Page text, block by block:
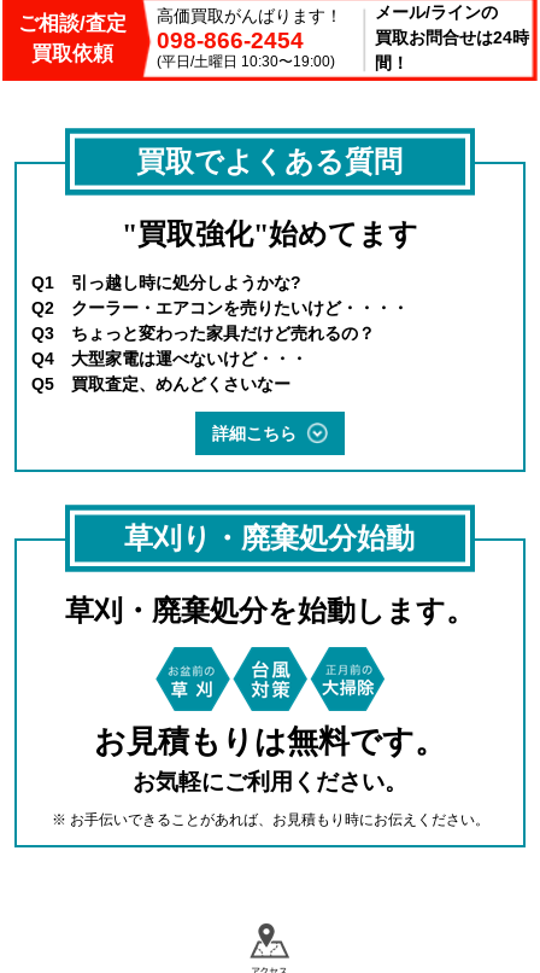
ご相談/査定
買取依頼
高価買取がんばります！
098-866-2454
(平日/土曜日 10:30〜19:00)
メール/ラインの
買取お問合せは24時
間！
買取でよくある質問
"買取強化"始めてます
Q1 引っ越し時に処分しようかな?
Q2 クーラー・エアコンを売りたいけど・・・・
Q3 ちょっと変わった家具だけど売れるの？
Q4 大型家電は運べないけど・・・
Q5 買取査定、めんどくさいなー
詳細こちら
草刈り・廃棄処分始動
草刈・廃棄処分を始動します。
お見積もりは無料です。
お気軽にご利用ください。
※ お手伝いできることがあれば、お見積もり時にお伝えください。